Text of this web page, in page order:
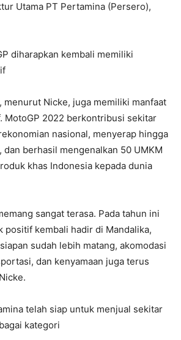
Utama PT Pertamina (Persero),
diharapkan kembali memiliki
menurut Nicke, juga memiliki manfaat
MotoGP 2022 berkontribusi sekitar
nasional, menyerap hingga
dan berhasil mengenalkan 50 UMKM
khas Indonesia kepada dunia
sangat terasa. Pada tahun ini
positif kembali hadir di Mandalika,
sudah lebih matang, akomodasi
dan kenyamaan juga terus
telah siap untuk menjual sekitar
kategori